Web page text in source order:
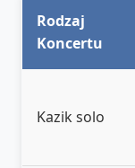
Rodzaj
Koncertu
Kazik solo